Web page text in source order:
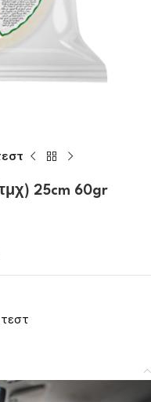
25cm 60gr
τεστ